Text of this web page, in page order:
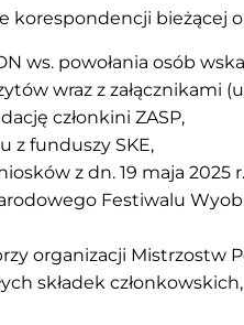
korespondencji bieżącej
ws. powołania osób
wraz z załącznikami
członkini ZASP,
z funduszy SKE,
z dn. 19 maja 2025
Festiwalu
organizacji Mistrzostw
składek członkowskich,